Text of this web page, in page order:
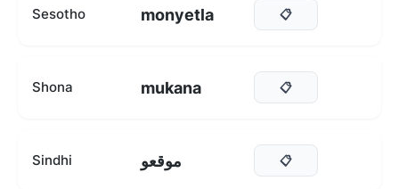
Sesotho monyetla 📋
Shona mukana 📋
Sindhi موقعو 📋